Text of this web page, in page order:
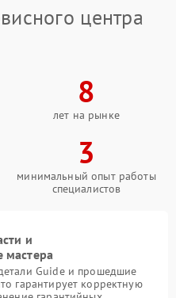
центра
8
лет на рынке
3
минимальный опыт работы
специалистов
и
мастера
Guide и прошедшие
гарантирует корректную